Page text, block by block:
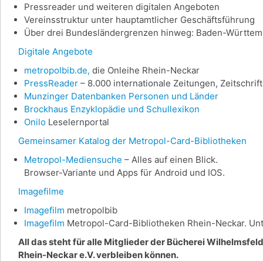
Pressreader und weiteren digitalen Angeboten
Vereinsstruktur unter hauptamtlicher Geschäftsführung
Über drei Bundesländergrenzen hinweg: Baden-
Digitale Angebote
metropolbib.de, die Onleihe Rhein-Neckar
PressReader – 8.000 internationale Zeitungen,
Munzinger Datenbanken Personen und Länder
Brockhaus Enzyklopädie und Schullexikon
Onilo Leselernportal
Gemeinsamer Katalog der Metropol-Card-Bibliotheken
Metropol-Mediensuche – Alles auf einen Blick.
Browser-Variante und Apps für Android und IOS.
Imagefilme
Imagefilm metropolbib
Imagefilm Metropol-Card-Bibliotheken Rhein-Neckar.
All das steht für alle Mitglieder der Bücherei
Rhein-Neckar e.V. verbleiben können.